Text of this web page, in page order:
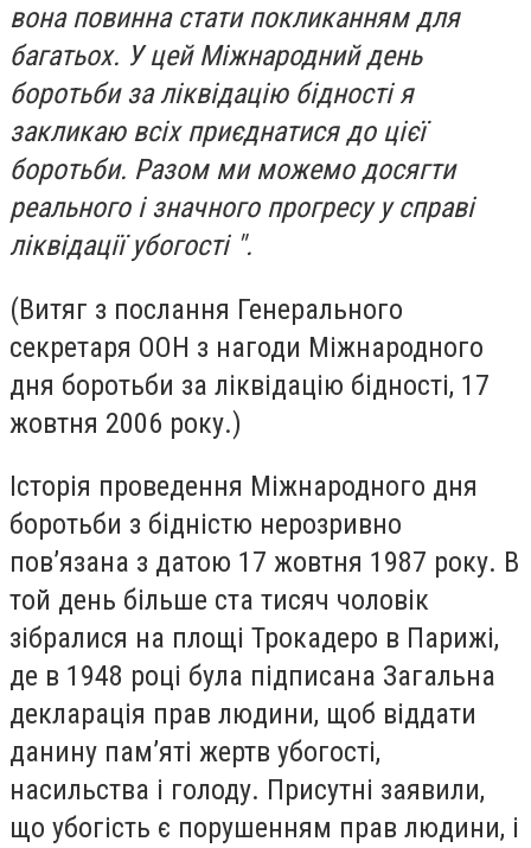
вона повинна стати покликанням для
багатьох. У цей Міжнародний день
боротьби за ліквідацію бідності я
закликаю всіх приєднатися до цієї
боротьби. Разом ми можемо досягти
реального і значного прогресу у справі
ліквідації убогості ".
(Витяг з послання Генерального
секретаря ООН з нагоди Міжнародного
дня боротьби за ліквідацію бідності, 17
жовтня 2006 року.)
Історія проведення Міжнародного дня
боротьби з бідністю нерозривно
пов’язана з датою 17 жовтня 1987 року. В
той день більше ста тисяч чоловік
зібралися на площі Трокадеро в Парижі,
де в 1948 році була підписана Загальна
декларація прав людини, щоб віддати
данину пам’яті жертв убогості,
насильства і голоду. Присутні заявили,
що убогість є порушенням прав людини, і